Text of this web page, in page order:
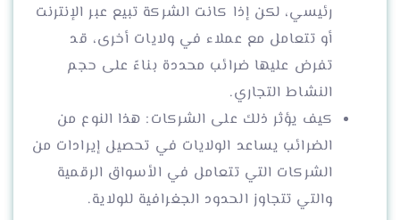
رئيسي، لكن إذا كانت الشركة تبيع عبر الإنترنت
أو تتعامل مع عملاء في ولايات أخرى، قد
تفرض عليها ضرائب محددة بناءً على حجم
النشاط التجاري.
كيف يؤثر ذلك على الشركات: هذا النوع من
الضرائب يساعد الولايات في تحصيل إيرادات من
الشركات التي تتعامل في الأسواق الرقمية
والتي تتجاوز الحدود الجغرافية للولاية.